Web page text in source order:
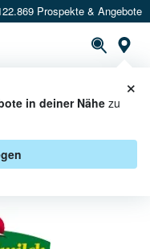
Prospekte & Angebote
in deiner Nähezu
×
BEI HIT -